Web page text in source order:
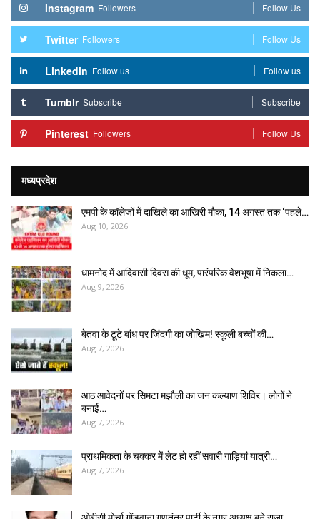
Instagram Followers Follow Us
Twitter Followers Follow Us
Linkedin Follow us Follow us
Tumblr Subscribe Subscribe
Pinterest Followers Follow Us
मध्यप्रदेश
एमपी के कॉलेजों में दाखिले का आखिरी मौका, 14 अगस्त तक ‘पहले…
Aug 10, 2026
धामनोद में आदिवासी दिवस की धूम, पारंपरिक वेशभूषा में निकला…
Aug 9, 2026
बेतवा के टूटे बांध पर जिंदगी का जोखिम! स्कूली बच्चों की…
Aug 7, 2026
आठ आवेदनों पर सिमटा मझौली का जन कल्याण शिविर। लोगों ने
बनाई…
Aug 7, 2026
प्राथमिकता के चक्कर में लेट हो रहीं सवारी गाड़ियां यात्री…
Aug 7, 2026